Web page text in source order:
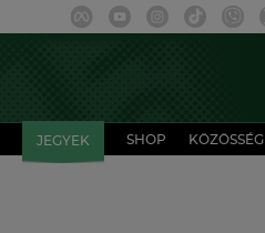
JEGYEK SHOP KÖZÖSSÉG